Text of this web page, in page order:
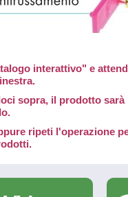
interattivo" e
sopra, il prodotto sarà
ripeti l'operazione